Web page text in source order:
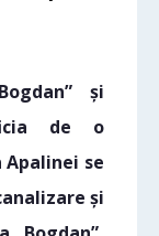
și
de o
se
și